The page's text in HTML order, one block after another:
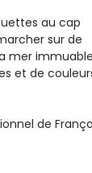
au cap
sur de
mer immuable
et de
de